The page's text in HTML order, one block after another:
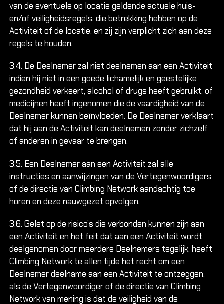
van de eventuele op locatie geldende actuele huis-
en/of veiligheidsregels, die betrekking hebben op de
Activiteit of de locatie, en zij zijn verplicht zich aan deze
regels te houden.
3.4. De Deelnemer zal niet deelnemen aan een Activiteit
indien hij niet in een goede lichamelijk en geestelijke
gezondheid verkeert, alcohol of drugs heeft gebruikt, of
medicijnen heeft ingenomen die de vaardigheid van de
Deelnemer kunnen beïnvloeden. De Deelnemer verklaart
dat hij aan de Activiteit kan deelnemen zonder zichzelf
of anderen in gevaar te brengen.
3.5. Een Deelnemer aan een Activiteit zal alle
instructies en aanwijzingen van de Vertegenwoordigers
of de directie van Climbing Network aandachtig toe
horen en deze nauwgezet opvolgen.
3.6. Gelet op de risico’s die verbonden kunnen zijn aan
een Activiteit en het feit dat aan een Activiteit wordt
deelgenomen door meerdere Deelnemers tegelijk, heeft
Climbing Network te allen tijde het recht om een
Deelnemer deelname aan een Activiteit te ontzeggen,
als de Vertegenwoordiger of de directie van Climbing
Network van mening is dat de veiligheid van de